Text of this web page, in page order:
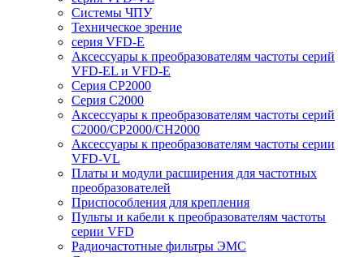
Системы ЧПУ
Техническое зрение
серия VFD-E
Аксессуары к преобразователям частоты серий
VFD-EL и VFD-E
Серия CP2000
Серия C2000
Аксессуары к преобразователям частоты серий
С2000/CP2000/CH2000
Аксессуары к преобразователям частоты серии
VFD-VL
Платы и модули расширения для частотных
преобразователей
Приспособления для крепления
Пульты и кабели к преобразователям частоты
серии VFD
Радиочастотные фильтры ЭМС